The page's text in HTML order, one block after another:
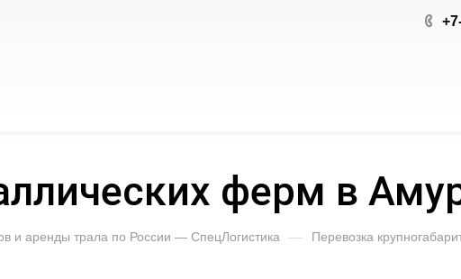
ферм в
и аренды трала по России — СпецЛогистика — Перевозка